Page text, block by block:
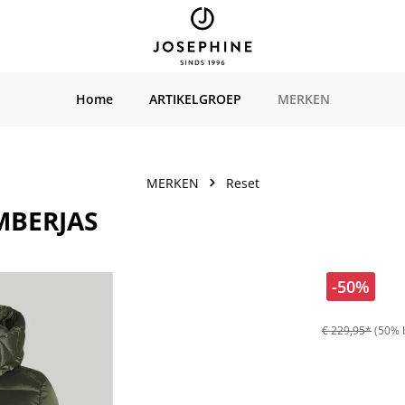
Home ARTIKELGROEP MERKEN
MERKEN Reset
-50%
€ 229,95*(50%